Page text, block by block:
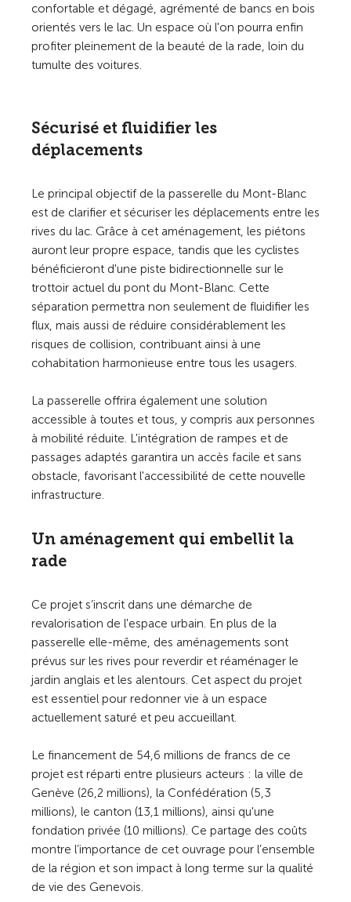
confortable et dégagé, agrémenté de bancs en bois
orientés vers le lac. Un espace où l'on pourra enfin
profiter pleinement de la beauté de la rade, loin du
tumulte des voitures.
Sécurisé et fluidifier les
déplacements
Le principal objectif de la passerelle du Mont-Blanc
est de clarifier et sécuriser les déplacements entre les
rives du lac. Grâce à cet aménagement, les piétons
auront leur propre espace, tandis que les cyclistes
bénéficieront d'une piste bidirectionnelle sur le
trottoir actuel du pont du Mont-Blanc. Cette
séparation permettra non seulement de fluidifier les
flux, mais aussi de réduire considérablement les
risques de collision, contribuant ainsi à une
cohabitation harmonieuse entre tous les usagers.
La passerelle offrira également une solution
accessible à toutes et tous, y compris aux personnes
à mobilité réduite. L'intégration de rampes et de
passages adaptés garantira un accès facile et sans
obstacle, favorisant l'accessibilité de cette nouvelle
infrastructure.
Un aménagement qui embellit la
rade
Ce projet s’inscrit dans une démarche de
revalorisation de l'espace urbain. En plus de la
passerelle elle-même, des aménagements sont
prévus sur les rives pour reverdir et réaménager le
jardin anglais et les alentours. Cet aspect du projet
est essentiel pour redonner vie à un espace
actuellement saturé et peu accueillant.
Le financement de 54,6 millions de francs de ce
projet est réparti entre plusieurs acteurs : la ville de
Genève (26,2 millions), la Confédération (5,3
millions), le canton (13,1 millions), ainsi qu'une
fondation privée (10 millions). Ce partage des coûts
montre l’importance de cet ouvrage pour l’ensemble
de la région et son impact à long terme sur la qualité
de vie des Genevois.